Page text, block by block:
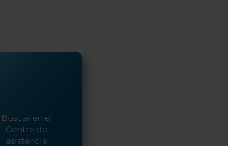
Buscar en el
Centro de
asistencia